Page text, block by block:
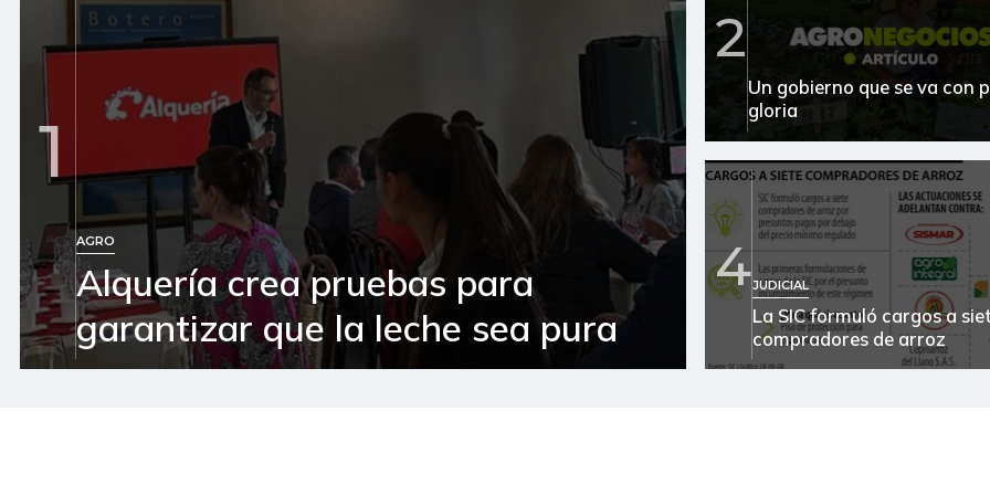
Avena molida
Azúcar
Bagre rayado entero
congelado
Bagre rayado entero fresco
Banano criollo
Bocachico criollo fresco
1
AGRO
Alquería crea pruebas para
garantizar que la leche sea pura
2
Un gobierno que se va con
gloria
4JUDICIAL
La SIC formuló cargos a
compradores de arroz